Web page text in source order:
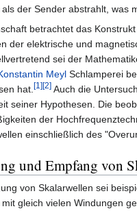
der Sender abstrahlt, was
betrachtet das
der elektrische und
sei der
Meyl Schlamperei
hat. [1][2] Auch die
seiner Hypothesen. Die
der
einschließlich des
und Empfang von
von Skalarwellen sei
gleich vielen Windungen